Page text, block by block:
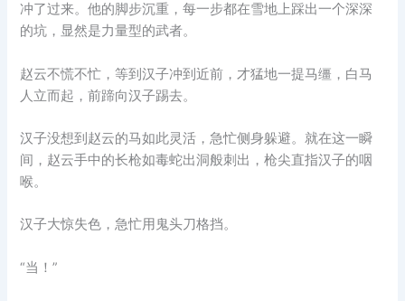
冲了过来。他的脚步沉重，每一步都在雪地上踩出一个深深
的坑，显然是力量型的武者。
赵云不慌不忙，等到汉子冲到近前，才猛地一提马缰，白马
人立而起，前蹄向汉子踢去。
汉子没想到赵云的马如此灵活，急忙侧身躲避。就在这一瞬
间，赵云手中的长枪如毒蛇出洞般刺出，枪尖直指汉子的咽
喉。
汉子大惊失色，急忙用鬼头刀格挡。
“当！”